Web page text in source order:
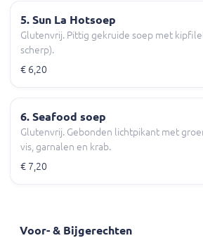
5. Sun La Hotsoep
Glutenvrij. Pittig gekruide soep met
scherp).
€ 6,20
6. Seafood soep
Glutenvrij. Gebonden lichtpikant met
vis, garnalen en krab.
€ 7,20
Voor- & Bijgerechten